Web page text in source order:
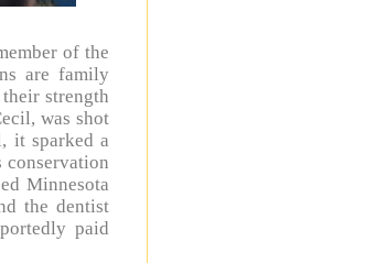
of the
are family
strength
was shot
it sparked a
conservation
Minnesota
the dentist
paid